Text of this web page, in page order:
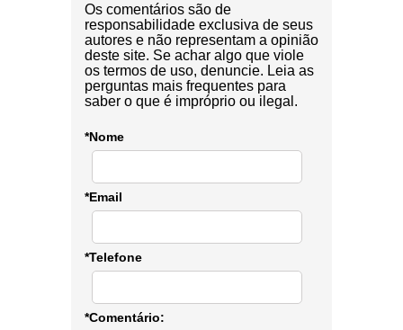
Os comentários são de
responsabilidade exclusiva de seus
autores e não representam a opinião
deste site. Se achar algo que viole
os termos de uso, denuncie. Leia as
perguntas mais frequentes para
saber o que é impróprio ou ilegal.
*Nome
*Email
*Telefone
*Comentário: